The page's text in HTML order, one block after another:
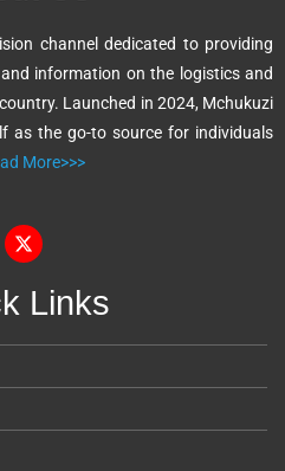
channel dedicated to providing
information on the logistics and
Launched in 2024, Mchukuzi
as the go-to source for individuals
More>>>
Links